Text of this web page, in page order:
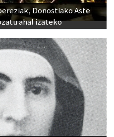
Donostiako Aste
ahal izateko